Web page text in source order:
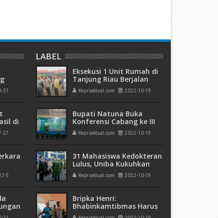
di
31
di
27
5
LABEL
Eksekusi 1 Unit Rumah di
Tanjung Riau Berjalan
Aman dan Lancar
Kepriaktual.com 2022-10-19
Bupati Natuna Buka
Konferensi Cabang ke III
PC Muslimat Nahdlatul
Ulama
Kepriaktual.com 2022-10-19
31 Mahasiswa Kedokteran
Lulus, Uniba Kukuhkan
Sebagai Universitas
Unggul di L2Dikti Wilayah
Kepriaktual.com 2022-10-19
Bripka Henri:
Bhabinkamtibmas Harus
Proaktif Dalam Kegiatan